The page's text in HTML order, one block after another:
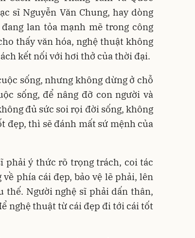
sĩ Nguyễn Văn Chung, hay dòng
lan tỏa mạnh mẽ trong công
thấy văn hóa, nghệ thuật không
kết nối với hơi thở của thời đại.
sống, nhưng không dừng ở chỗ
sống, để nâng đỡ con người và
đủ sức soi rọi đời sống, không
đẹp, thì sẽ đánh mất sứ mệnh của
phải ý thức rõ trọng trách, coi tác
phía cái đẹp, bảo vệ lẽ phải, lên
thế. Người nghệ sĩ phải dấn thân,
nghệ thuật từ cái đẹp đi tới cái tốt